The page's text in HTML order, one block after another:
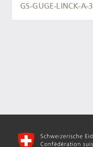
GS-GUGE-LINCK-A-3